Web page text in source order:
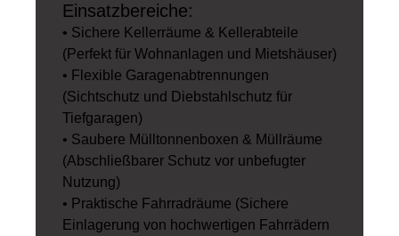
Einsatzbereiche:
• Sichere Kellerräume & Kellerabteile
(Perfekt für Wohnanlagen und Mietshäuser)
• Flexible Garagenabtrennungen
(Sichtschutz und Diebstahlschutz für
Tiefgaragen)
• Saubere Mülltonnenboxen & Müllräume
(Abschließbarer Schutz vor unbefugter
Nutzung)
• Praktische Fahrradräume (Sichere
Einlagerung von hochwertigen Fahrrädern